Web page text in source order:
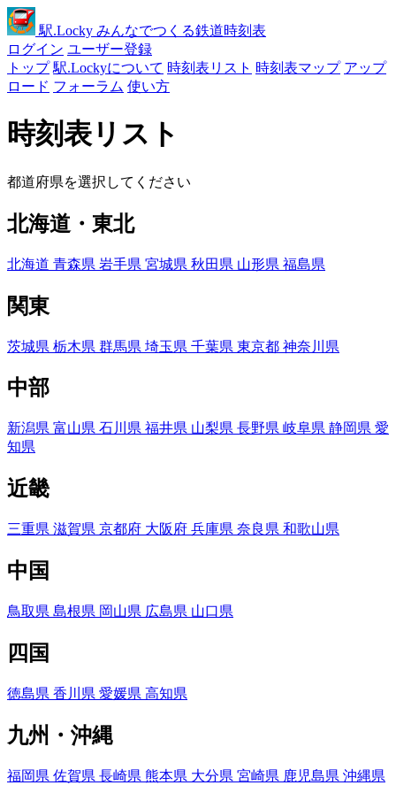
駅.Locky みんなでつくる鉄道時刻表
ログイン ユーザー登録
トップ 駅.Lockyについて 時刻表リスト 時刻表マップ アップ
ロード フォーラム 使い方
時刻表リスト
都道府県を選択してください
北海道・東北
北海道 青森県 岩手県 宮城県 秋田県 山形県 福島県
関東
茨城県 栃木県 群馬県 埼玉県 千葉県 東京都 神奈川県
中部
新潟県 富山県 石川県 福井県 山梨県 長野県 岐阜県 静岡県 愛
知県
近畿
三重県 滋賀県 京都府 大阪府 兵庫県 奈良県 和歌山県
中国
鳥取県 島根県 岡山県 広島県 山口県
四国
徳島県 香川県 愛媛県 高知県
九州・沖縄
福岡県 佐賀県 長崎県 熊本県 大分県 宮崎県 鹿児島県 沖縄県